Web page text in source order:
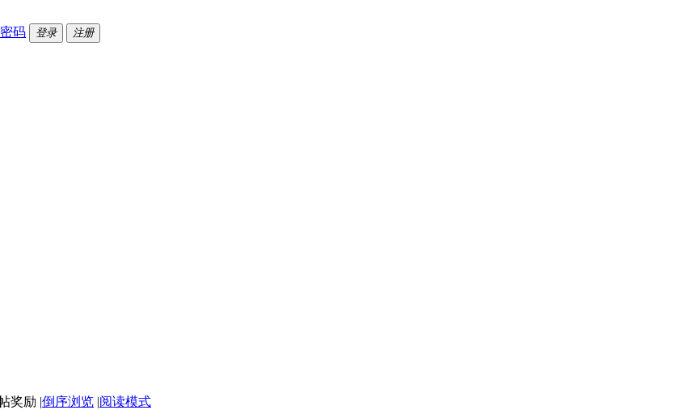
码 登录 注册
|倒序浏览 |阅读模式